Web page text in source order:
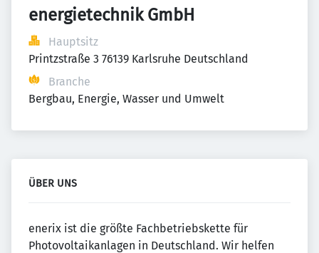
energietechnik GmbH
Hauptsitz
Printzstraße 3 76139 Karlsruhe Deutschland
Branche
Bergbau, Energie, Wasser und Umwelt
ÜBER UNS
enerix ist die größte Fachbetriebskette für
Photovoltaikanlagen in Deutschland. Wir helfen